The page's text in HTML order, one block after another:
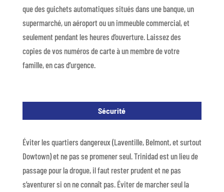
que des guichets automatiques situés dans une banque, un
supermarché, un aéroport ou un immeuble commercial, et
seulement pendant les heures d’ouverture. Laissez des
copies de vos numéros de carte à un membre de votre
famille, en cas d’urgence.
Sécurité
Éviter les quartiers dangereux (Laventille, Belmont, et surtout
Dowtown) et ne pas se promener seul. Trinidad est un lieu de
passage pour la drogue, il faut rester prudent et ne pas
s’aventurer si on ne connaît pas. Éviter de marcher seul la